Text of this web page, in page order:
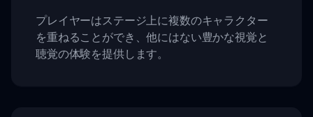
プレイヤーはステージ上に複数のキャラクター
を重ねることができ、他にはない豊かな視覚と
聴覚の体験を提供します。